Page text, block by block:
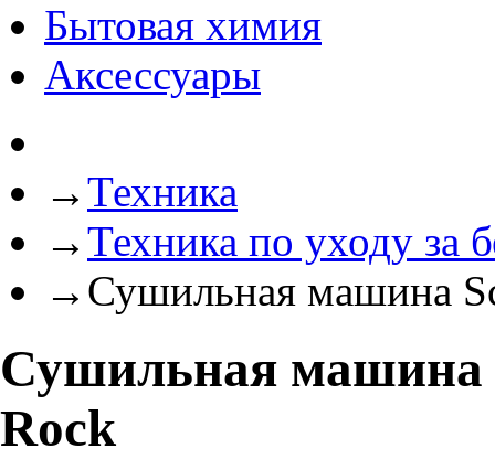
Бытовая химия
Аксессуары
→Техника
→Техника по уходу за
→ Сушильная машина
Сушильная машина
Rock